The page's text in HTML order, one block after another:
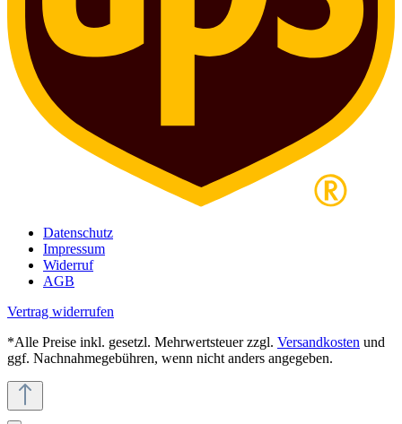
Datenschutz
Impressum
Widerruf
AGB
Vertrag widerrufen
*Alle Preise inkl. gesetzl. Mehrwertsteuer zzgl. Versandkosten und
ggf. Nachnahmegebühren, wenn nicht anders angegeben.